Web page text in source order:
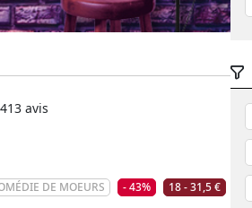
avis
DE MOEURS - 43% 18 - 31,5 €